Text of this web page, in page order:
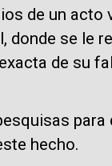
de un acto
l, donde se le
de su
para
hecho.